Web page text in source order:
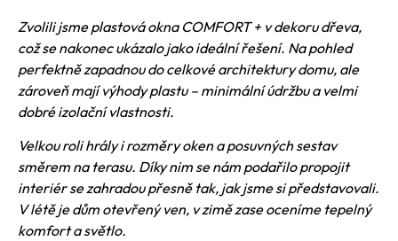
Zvolili jsme plastová okna COMFORT + v dekoru dřeva,
což se nakonec ukázalo jako ideální řešení. Na pohled
perfektně zapadnou do celkové architektury domu, ale
zároveň mají výhody plastu – minimální údržbu a velmi
dobré izolační vlastnosti.
Velkou roli hrály i rozměry oken a posuvných sestav
směrem na terasu. Díky nim se nám podařilo propojit
interiér se zahradou přesně tak, jak jsme si představovali.
V létě je dům otevřený ven, v zimě zase oceníme tepelný
komfort a světlo.